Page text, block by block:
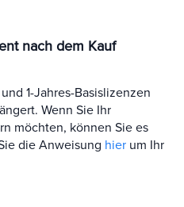
nach dem Kauf
1-Jahres-Basislizenzen
Wenn Sie Ihr
möchten, können Sie es
die Anweisung hier um Ihr